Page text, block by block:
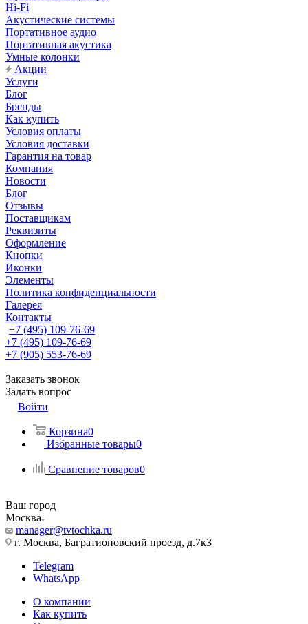
Hi-Fi
Акустические системы
Портативное аудио
Портативная акустика
Умные колонки
Акции
Услуги
Блог
Бренды
Как купить
Условия оплаты
Условия доставки
Гарантия на товар
Компания
Новости
Блог
Отзывы
Поставщикам
Реквизиты
Оформление
Кнопки
Иконки
Элементы
Политика конфиденциальности
Галерея
Контакты
+7 (495) 109-76-69
+7 (495) 109-76-69
+7 (905) 553-76-69
Заказать звонок
Задать вопрос
Войти
Корзина0
Избранные товары0
Сравнение товаров0
Ваш город
Москва
manager@tvtochka.ru
г. Москва, Багратионовский проезд, д.7к3
Telegram
WhatsApp
О компании
Как купить